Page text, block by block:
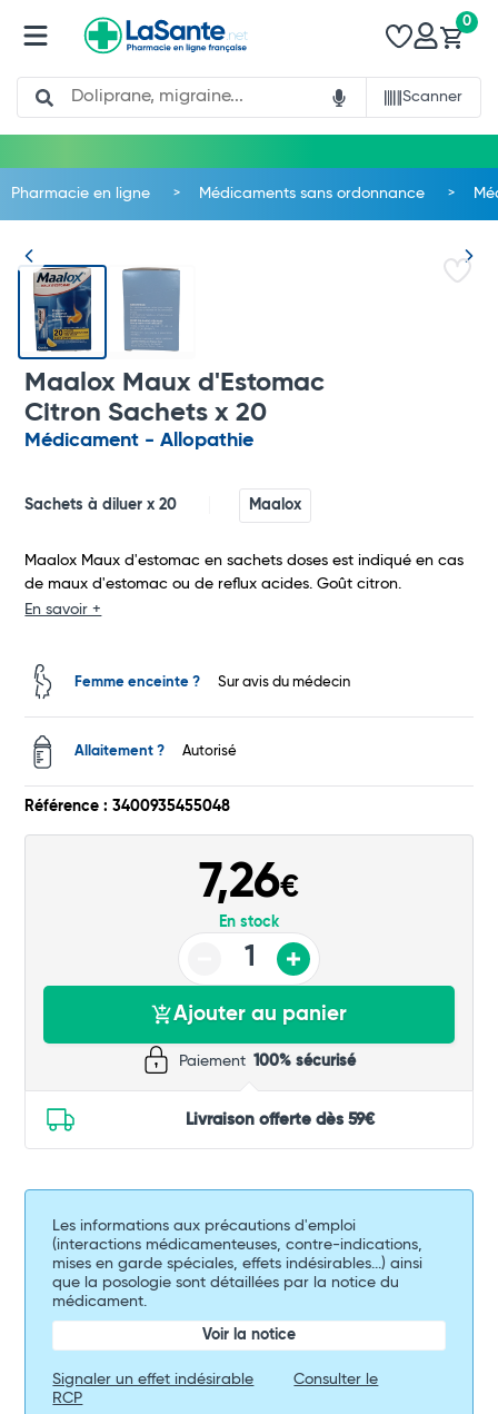
Search
Scanner
0
Total
Pharmacie en ligne Médicaments sans ordonnance
Maalox Maux d'Estomac
Citron Sachets x 20
Médicament - Allopathie
Sachets à diluer x 20 Maalox
Maalox Maux d'estomac en sachets doses est indiqué en cas
de maux d'estomac ou de reflux acides. Goût citron.
En savoir +
Femme enceinte ? Sur avis du médecin
Allaitement ? Autorisé
Référence : 3400935455048
7,26€
En stock
Ajouter au panier
Paiement 100% sécurisé
Livraison offerte dès 59€
Les informations aux précautions d'emploi
(interactions médicamenteuses, contre-indications,
mises en garde spéciales, effets indésirables...) ainsi
que la posologie sont détaillées par la notice du
médicament.
Voir la notice
Signaler un effet indésirable
Consulter le
RCP